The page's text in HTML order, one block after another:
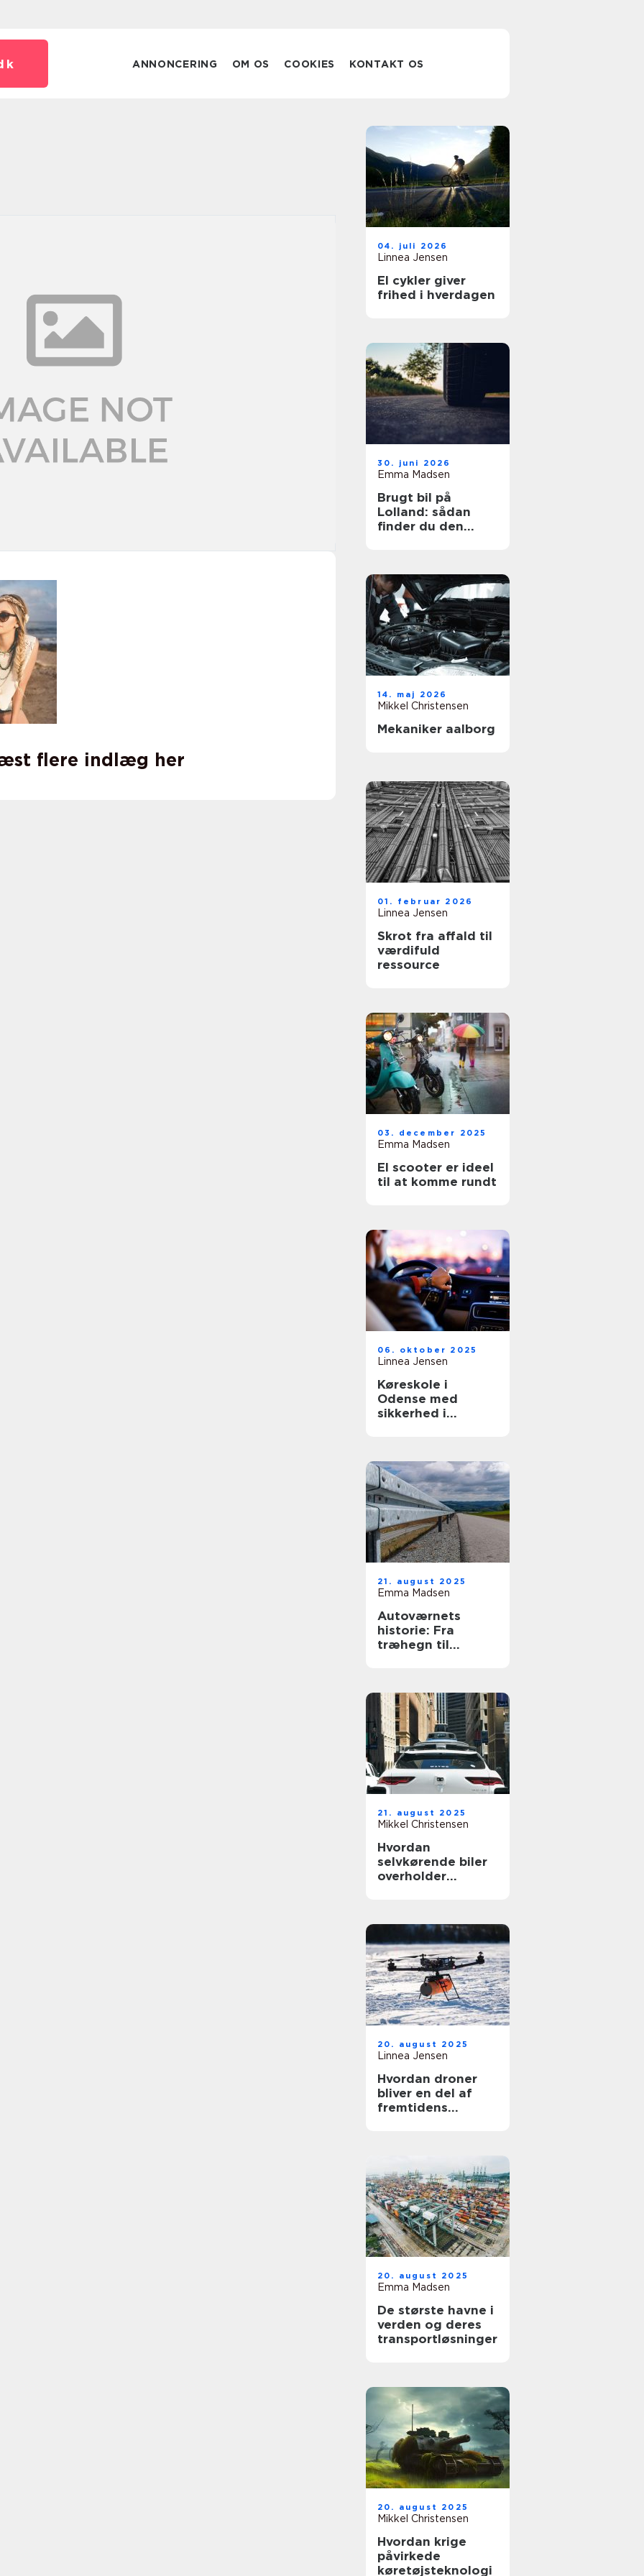
ANNONCERING OM OS COOKIES KONTAKT OS
flere indlæg her
04. juli 2026
Linnea Jensen
El cykler giver
frihed i hverdagen
30. juni 2026
Emma Madsen
Brugt bil på
Lolland: sådan
finder du den
14. maj 2026
Mikkel Christensen
Mekaniker aalborg
01. februar 2026
Linnea Jensen
Skrot fra affald til
værdifuld
ressource
03. december 2025
Emma Madsen
El scooter er ideel
til at komme rundt
06. oktober 2025
Linnea Jensen
Køreskole i
Odense med
sikkerhed i
21. august 2025
Emma Madsen
Autoværnets
historie: Fra
træhegn til
21. august 2025
Mikkel Christensen
Hvordan
selvkørende biler
overholder
20. august 2025
Linnea Jensen
Hvordan droner
bliver en del af
fremtidens
20. august 2025
Emma Madsen
De største havne i
verden og deres
transportløsninger
20. august 2025
Mikkel Christensen
Hvordan krige
påvirkede
køretøjsteknologi